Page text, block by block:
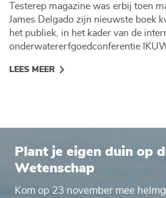
Testerep magazine was erbij toen
James Delgado zijn nieuwste boek
het publiek, in het kader van de
onderwatererfgoedconferentie
LEES MEER
Plant je eigen duin op
Wetenschap
Kom op 23 november mee